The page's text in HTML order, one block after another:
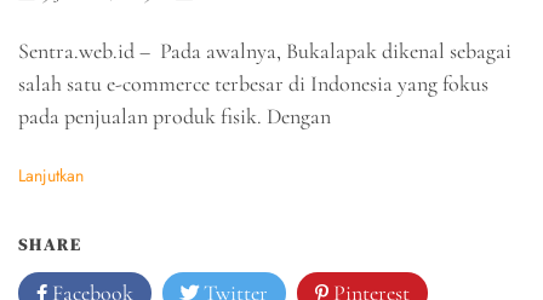
Sentra.web.id – Pada awalnya, Bukalapak dikenal sebagai
salah satu e-commerce terbesar di Indonesia yang fokus
pada penjualan produk fisik. Dengan
Lanjutkan
SHARE
Facebook Twitter Pinterest